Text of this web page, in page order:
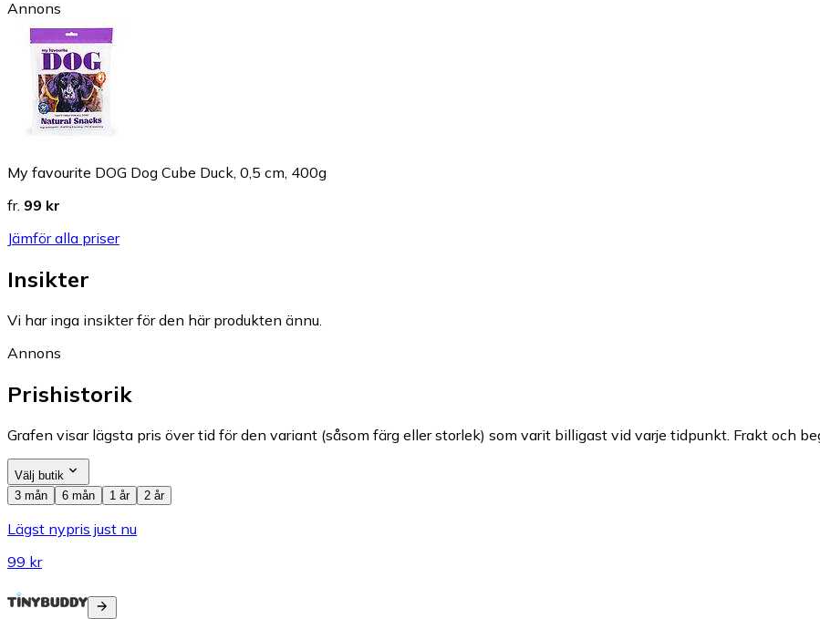
Annons
My favourite DOG Dog Cube Duck, 0,5 cm, 400g
fr. 99 kr
Jämför alla priser
Insikter
Vi har inga insikter för den här produkten ännu.
Annons
Prishistorik
Grafen visar lägsta pris över tid för den variant (såsom färg eller storlek) som varit billigast vid varje tidpunkt. Frakt och
Välj butik
3 mån
6 mån 1 år 2 år
Lägst nypris just nu
99 kr